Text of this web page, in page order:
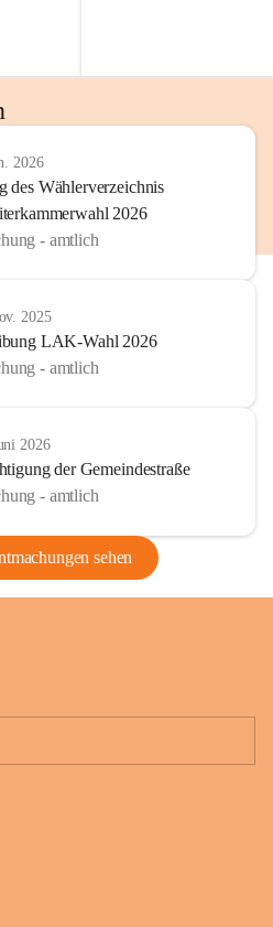
2026
des Wählerverzeichnis
2026
- amtlich
2025
LAK-Wahl 2026
- amtlich
2026
der Gemeindestraße
- amtlich
sehen